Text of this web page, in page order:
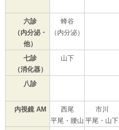
六診
（内分泌・
他）
蜂谷
（内分泌）
七診
（消化器）
山下
八診
内視鏡 AM
西尾
平尾・腰山
市川
平尾・山下